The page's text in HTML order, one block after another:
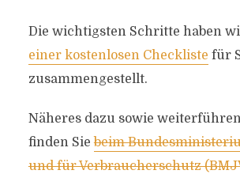
Die wichtigsten Schritte haben
einer kostenlosen Checkliste für
zusammengestellt.
Näheres dazu sowie
finden Siebeim
und für Verbraucherschutz